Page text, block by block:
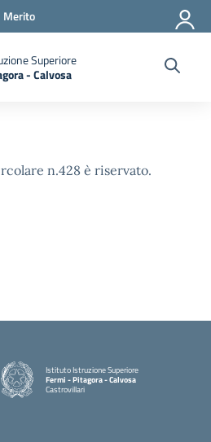
Merito
Superiore
- Calvosa
iniziale della scuola
n.428 è riservato.
Istituto Istruzione Superiore
Fermi - Pitagora - Calvosa
Castrovillari